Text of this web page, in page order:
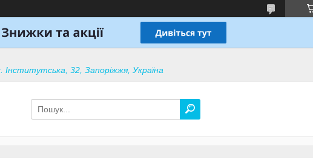
Інститутська, 32, Запоріжжя, Україна